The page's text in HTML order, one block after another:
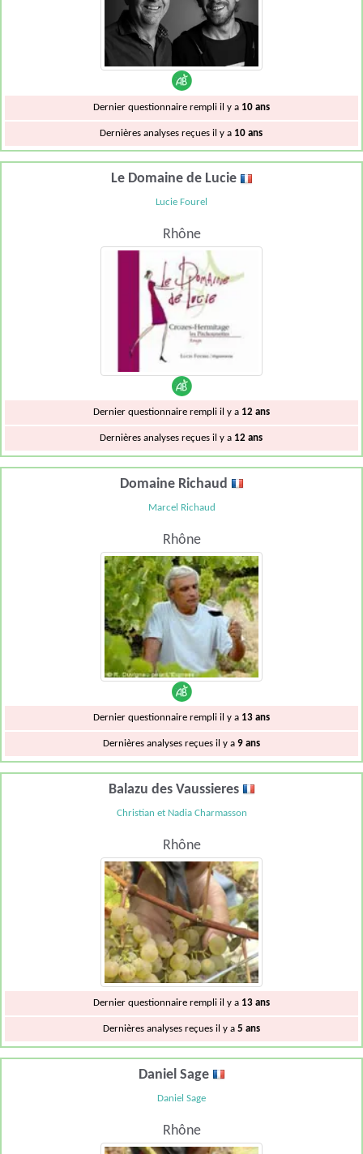
Dernier questionnaire rempli il y a 10 ans
Dernières analyses reçues il y a 10 ans
Le Domaine de Lucie
Lucie Fourel
Rhône
Dernier questionnaire rempli il y a 12 ans
Dernières analyses reçues il y a 12 ans
Domaine Richaud
Marcel Richaud
Rhône
Dernier questionnaire rempli il y a 13 ans
Dernières analyses reçues il y a 9 ans
Balazu des Vaussieres
Christian et Nadia Charmasson
Rhône
Dernier questionnaire rempli il y a 13 ans
Dernières analyses reçues il y a 5 ans
Daniel Sage
Daniel Sage
Rhône